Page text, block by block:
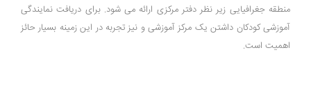
منطقه جغرافیایی زیر نظر دفتر مرکزی ارائه می شود. برای دریافت نمایندگی
آموزشی کودکان داشتن یک مرکز آموزشی و نیز تجربه در این زمینه بسیار حائز
اهمیت است.